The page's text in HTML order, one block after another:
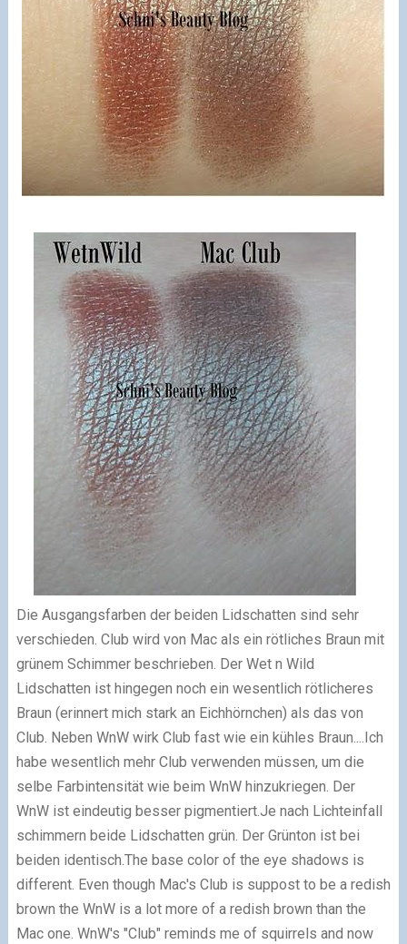
Die Ausgangsfarben der beiden Lidschatten sind sehr
verschieden. Club wird von Mac als ein rötliches Braun mit
grünem Schimmer beschrieben. Der Wet n Wild
Lidschatten ist hingegen noch ein wesentlich rötlicheres
Braun (erinnert mich stark an Eichhörnchen) als das von
Club. Neben WnW wirk Club fast wie ein kühles Braun.... Ich
habe wesentlich mehr Club verwenden müssen, um die
selbe Farbintensität wie beim WnW hinzukriegen. Der
WnW ist eindeutig besser pigmentiert.Je nach Lichteinfall
schimmern beide Lidschatten grün. Der Grünton ist bei
beiden identisch.The base color of the eye shadows is
different. Even though Mac's Club is suppost to be a redish
brown the WnW is a lot more of a redish brown than the
Mac one. WnW's "Club" reminds me of squirrels and now